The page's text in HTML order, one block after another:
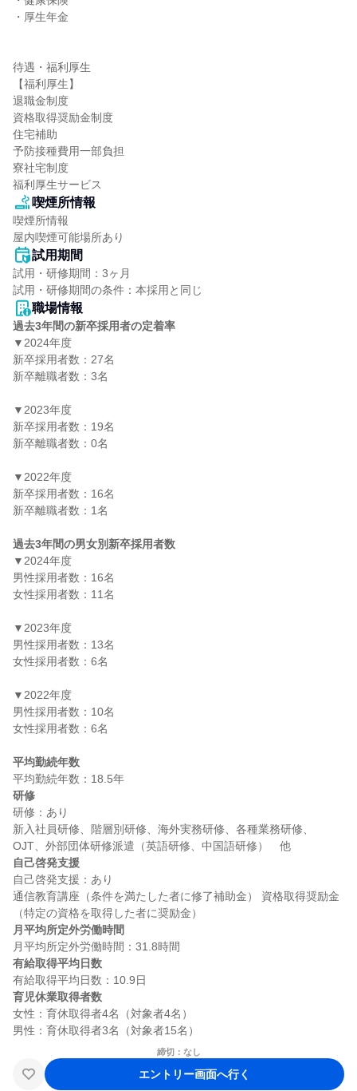
・厚生年金
待遇・福利厚生
【福利厚生】
退職金制度
資格取得奨励金制度
住宅補助
予防接種費用一部負担
寮社宅制度
福利厚生サービス
喫煙所情報
喫煙所情報
屋内喫煙可能場所あり
試用期間
試用・研修期間：3ヶ月
職場情報
過去3年間の新卒採用者の定着率
▼2024年度
新卒採用者数：27名
新卒離職者数：3名
▼2023年度
新卒採用者数：19名
新卒離職者数：0名
▼2022年度
新卒採用者数：16名
新卒離職者数：1名
過去3年間の男女別新卒採用者数
▼2024年度
男性採用者数：16名
女性採用者数：11名
▼2023年度
男性採用者数：13名
女性採用者数：6名
▼2022年度
男性採用者数：10名
女性採用者数：6名
平均勤続年数
研修
研修：あり
新入社員研修、階層別研修、海外実務研修、各種業務研修、
自己啓発支援
自己啓発支援：あり
通信教育講座（条件を満たした者に修了補助金） 資格取得奨励金
月平均所定外労働時間
有給取得平均日数
育児休業取得者数
女性：育休取得者4名（対象者4名）
締切：なし
エントリー画面へ行く